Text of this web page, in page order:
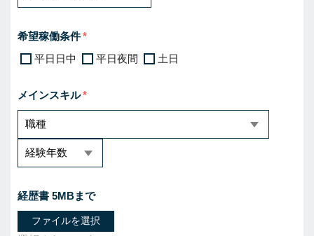
希望稼働条件
平日日中
平日夜間 土日
メインスキル
経歴書 5MBまで
ファイルを選択